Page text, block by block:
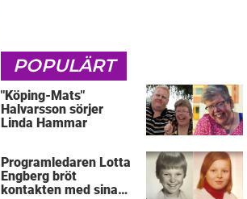
POPULÄRT
"Köping-Mats"
Halvarsson sörjer
Linda Hammar
Programledaren Lotta
Engberg bröt
kontakten med sina